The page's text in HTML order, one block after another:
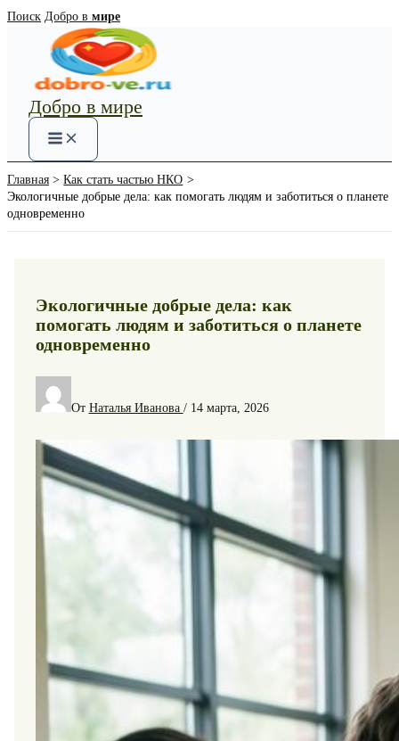
Перейти
содержимому
Поиск Добро в мире
Добро в мире
Main
Menu
Главная
Как стать частью НКО
Экологичные добрые дела: как помогать людям и заботиться о планете
одновременно
Экологичные добрые дела: как
помогать людям и заботиться о планете
одновременно
От Наталья Иванова / 14 марта, 2026